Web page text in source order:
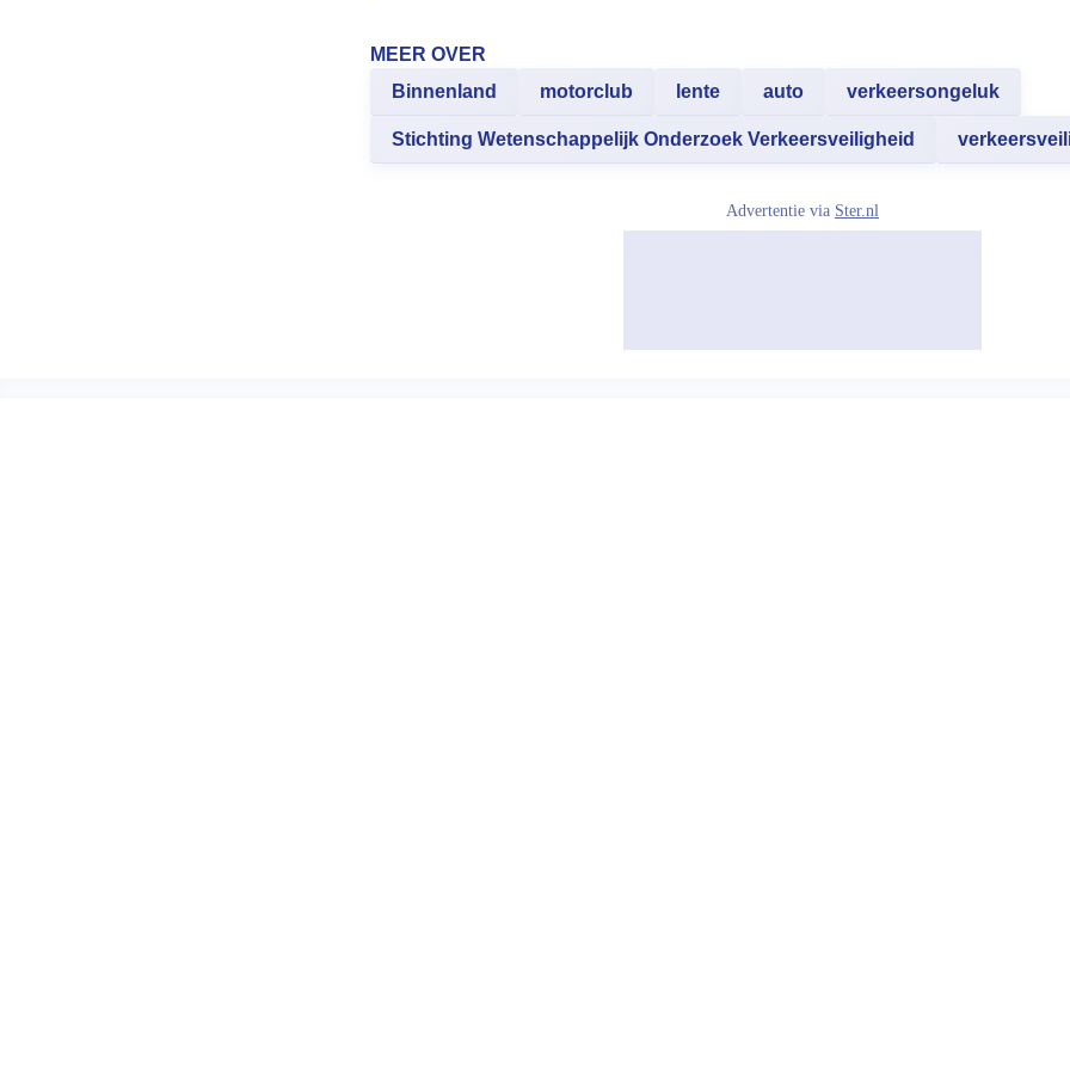
MEER OVER
Binnenland
motorclub lente auto verkeersongeluk
Stichting Wetenschappelijk Onderzoek Verkeersveiligheid
Advertentie via Ster.nl